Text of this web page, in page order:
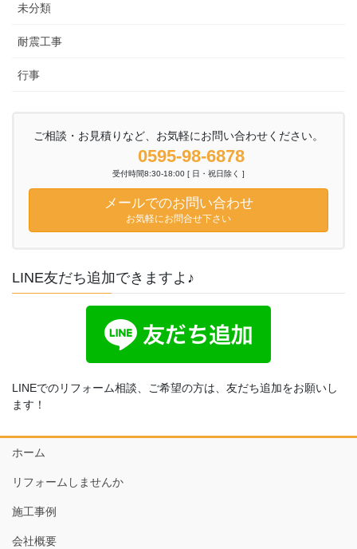
未分類
耐震工事
行事
ご相談・お見積りなど、お気軽にお問い合わせください。
0595-98-6878
受付時間8:30-18:00 [ 日・祝日除く ]
メールでのお問い合わせ
お気軽にお問合せ下さい
LINE友だち追加できますよ♪
LINEでのリフォーム相談、ご希望の方は、友だち追加をお願いし
ます！
ホーム
リフォームしませんか
施工事例
会社概要